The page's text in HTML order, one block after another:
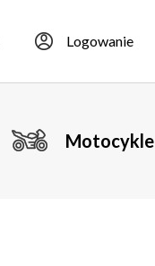
Logowanie
Motocykle